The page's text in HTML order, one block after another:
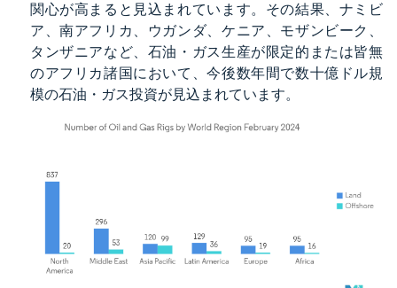
関心が高まると見込まれています。その結果、ナミビ
ア、南アフリカ、ウガンダ、ケニア、モザンビーク、
タンザニアなど、石油・ガス生産が限定的または皆無
のアフリカ諸国において、今後数年間で数十億ドル規
模の石油・ガス投資が見込まれています。